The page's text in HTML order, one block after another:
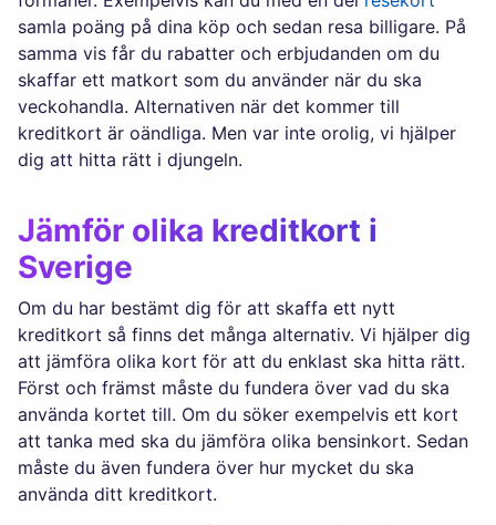
samla poäng på dina köp och sedan resa billigare. På
samma vis får du rabatter och erbjudanden om du
skaffar ett matkort som du använder när du ska
veckohandla. Alternativen när det kommer till
kreditkort är oändliga. Men var inte orolig, vi hjälper
dig att hitta rätt i djungeln.
Jämför olika kreditkort i
Sverige
Om du har bestämt dig för att skaffa ett nytt
kreditkort så finns det många alternativ. Vi hjälper dig
att jämföra olika kort för att du enklast ska hitta rätt.
Först och främst måste du fundera över vad du ska
använda kortet till. Om du söker exempelvis ett kort
att tanka med ska du jämföra olika bensinkort. Sedan
måste du även fundera över hur mycket du ska
använda ditt kreditkort.